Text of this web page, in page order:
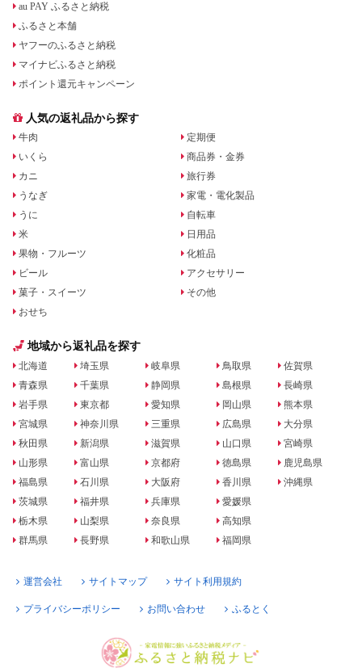
au PAY ふるさと納税
ふるさと本舗
ヤフーのふるさと納税
マイナビふるさと納税
ポイント還元キャンペーン
人気の返礼品から探す
牛肉
いくら
カニ
うなぎ
うに
米
果物・フルーツ
ビール
菓子・スイーツ
おせち
定期便
商品券・金券
旅行券
家電・電化製品
自転車
日用品
化粧品
アクセサリー
その他
地域から返礼品を探す
北海道
青森県
岩手県
宮城県
秋田県
山形県
福島県
茨城県
栃木県
群馬県
埼玉県
千葉県
東京都
神奈川県
新潟県
富山県
石川県
福井県
山梨県
長野県
岐阜県
静岡県
愛知県
三重県
滋賀県
京都府
大阪府
兵庫県
奈良県
和歌山県
鳥取県
島根県
岡山県
広島県
山口県
徳島県
香川県
愛媛県
高知県
福岡県
佐賀県
長崎県
熊本県
大分県
宮崎県
鹿児島県
沖縄県
運営会社 サイトマップ サイト利用規約
プライバシーポリシー お問い合わせ ふるとく